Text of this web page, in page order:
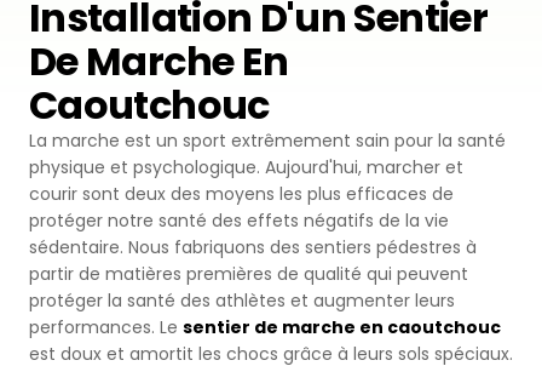
Pistes d'athlétisme
Terrain de Padel
Clubs de Padel
Terrains de Padbol
Terrains de Pickleball
Premium
Monoturf
PowerGrass
DuoGrass
Remplissage
Gazon Pour Padel
Revêtement Par Pulvérisation
Revêtement de Sol en PU
Revêtement en PU
Parquet Sportif
PVC Sportif
Revêtement Acrylique
SBR
Coussin Amortisseur Drainé
Coussin Amortisseur en PE
Sable de Silice
Installation D'un Sentier
De Marche En
Caoutchouc
La marche est un sport extrêmement sain pour la santé
physique et psychologique. Aujourd'hui, marcher et
courir sont deux des moyens les plus efficaces de
protéger notre santé des effets négatifs de la vie
sédentaire. Nous fabriquons des sentiers pédestres à
partir de matières premières de qualité qui peuvent
protéger la santé des athlètes et augmenter leurs
performances. Le sentier de marche en caoutchouc
est doux et amortit les chocs grâce à leurs sols spéciaux.